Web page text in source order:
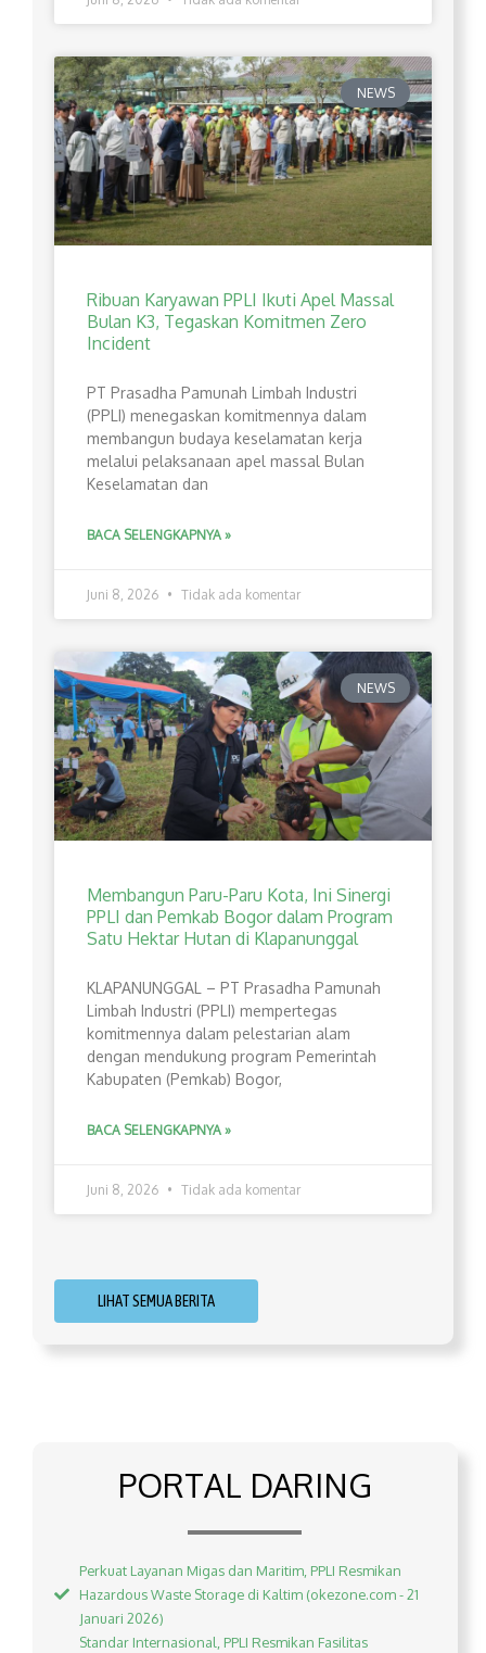
NEWS
Ribuan Karyawan PPLI Ikuti Apel Massal
Bulan K3, Tegaskan Komitmen Zero
Incident
PT Prasadha Pamunah Limbah Industri
(PPLI) menegaskan komitmennya dalam
membangun budaya keselamatan kerja
melalui pelaksanaan apel massal Bulan
Keselamatan dan
BACA SELENGKAPNYA »
Juni 8, 2026 Tidak ada komentar
NEWS
Membangun Paru-Paru Kota, Ini Sinergi
PPLI dan Pemkab Bogor dalam Program
Satu Hektar Hutan di Klapanunggal
​KLAPANUNGGAL – PT Prasadha Pamunah
Limbah Industri (PPLI) mempertegas
komitmennya dalam pelestarian alam
dengan mendukung program Pemerintah
Kabupaten (Pemkab) Bogor,
BACA SELENGKAPNYA »
Juni 8, 2026 Tidak ada komentar
LIHAT SEMUA BERITA
PORTAL DARING
Perkuat Layanan Migas dan Maritim, PPLI Resmikan
Hazardous Waste Storage di Kaltim (okezone.com - 21
Januari 2026)
Standar Internasional, PPLI Resmikan Fasilitas